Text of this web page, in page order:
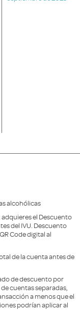
alcohólicas
el Descuento
del IVU. Descuento
Code digital al
de la cuenta antes de
de descuento por
cuentas separadas,
a menos que el
podrían aplicar al